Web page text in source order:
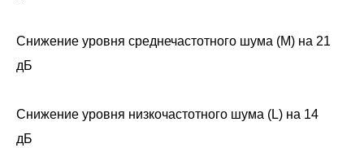
Снижение уровня среднечастотного шума (M) на 21
дБ
Снижение уровня низкочастотного шума (L) на 14
дБ